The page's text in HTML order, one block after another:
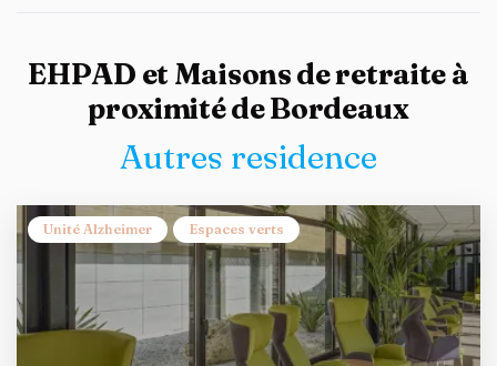
EHPAD et Maisons de retraite à
proximité de Bordeaux
Autres residence
Unité Alzheimer Espaces verts